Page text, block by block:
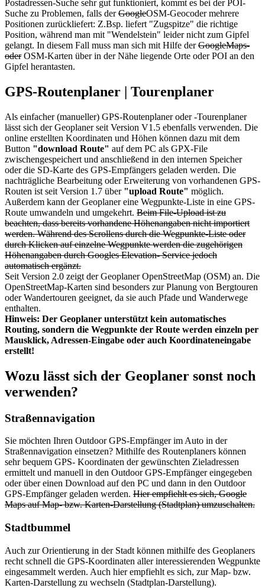
Postadressen-Suche sehr gut funktioniert, kommt es bei der POI-
Suche zu Problemen, falls derGoogleOSM-Geocoder mehrere
Positionen zurückliefert: Z.Bsp. liefert "Zugspitze" die richtige
Position, während man mit "Wendelstein" leider nicht zum Gipfel
gelangt. In diesem Fall muss man sich mit Hilfe derGoogleMaps-
oderOSM-Karten über in der Nähe liegende Orte oder POI an den
Gipfel herantasten.
GPS-Routenplaner | Tourenplaner
Als einfacher (manueller) GPS-Routenplaner oder -Tourenplaner
lässt sich der Geoplaner seit Version V1.5 ebenfalls verwenden. Die
online erstellten Koordinaten und Höhen können dazu mit dem
Button "download Route" auf dem PC als GPX-File
zwischengespeichert und anschließend in den internen Speicher
oder die SD-Karte des GPS-Empfängers geladen werden. Die
nachträgliche Bearbeitung oder Erweiterung von vorhandenen GPS-
Routen ist seit Version 1.7 über "upload Route" möglich.
Außerdem kann der Geoplaner eine Wegpunkte-Liste in eine GPS-
Route umwandeln und umgekehrt. Beim File-Upload ist zu
beachten, dass bereits vorhandene Höhenangaben nicht importiert
werden. Während des Scrollens durch die Wegpunkte-Liste oder
durch Klicken auf einzelne Wegpunkte werden die zugehörigen
Höhenangaben durch Googles Elevation-Service jedoch
automatisch ergänzt.
Seit Version 2.0 zeigt der Geoplaner OpenStreetMap (OSM) an. Die
OpenStreetMap-Karten sind besonders zur Planung von Bergtouren
oder Wandertouren geeignet, da sie auch Pfade und Wanderwege
enthalten.
Hinweis: Der Geoplaner unterstützt kein automatisches
Routing, sondern die Wegpunkte der Route werden einzeln per
Mausklick, Adressen-Eingabe oder auch Koordinateneingabe
erstellt!
Wozu lässt sich der Geoplaner sonst noch
verwenden?
Straßennavigation
Sie möchten Ihren Outdoor GPS-Empfänger im Auto in der
Straßennavigation einsetzen? Mithilfe des Routenplaners können
sehr bequem GPS- Koordinaten der gewünschten Zieladressen
ermittelt und manuell in den Outdoor GPS-Empfänger eingegeben
oder über einen Download auf den PC und dann in den Outdoor
GPS-Empfänger geladen werden. Hier empfiehlt es sich, Google
Maps auf Map- bzw. Karten-Darstellung (Stadtplan) umzuschalten.
Stadtbummel
Auch zur Orientierung in der Stadt können mithilfe des Geoplaners
recht schnell die GPS-Koordinaten aller interessierenden Wegpunkte
eingesammelt werden. Auch hier empfiehlt es sich, zur Map- bzw.
Karten-Darstellung zu wechseln (Stadtplan-Darstellung).